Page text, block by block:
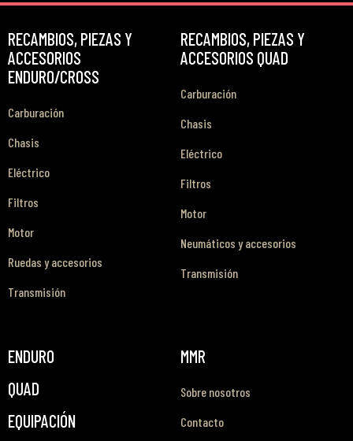
RECAMBIOS, PIEZAS Y
ACCESORIOS
ENDURO/CROSS
Carburación
Chasis
Eléctrico
Filtros
Motor
Ruedas y accesorios
Transmisión
RECAMBIOS, PIEZAS Y
ACCESORIOS QUAD
Carburación
Chasis
Eléctrico
Filtros
Motor
Neumáticos y accesorios
Transmisión
ENDURO
QUAD
EQUIPACIÓN
MMR
Sobre nosotros
Contacto